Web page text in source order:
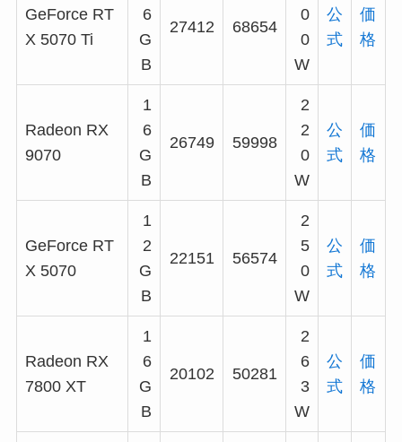
GeForce RT
X 5070 Ti
6
G
B
27412 68654
0
0
W
公
式
価
格
Radeon RX
9070
1
6
G
B
26749 59998
2
2
0
W
公
式
価
格
GeForce RT
X 5070
1
2
G
B
22151 56574
2
5
0
W
公
式
価
格
Radeon RX
7800 XT
1
6
G
B
20102 50281
2
6
3
W
公
式
価
格